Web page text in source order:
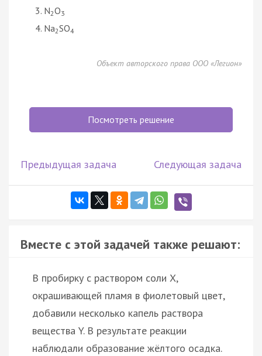
N2O3
Na2SO4
Объект авторского права ООО «Легион»
Посмотреть решение
Предыдущая задача Следующая задача
Вместе с этой задачей также решают:
В пробирку с раствором соли Х,
окрашивающей пламя в фиолетовый цвет,
добавили несколько капель раствора
вещества Y. В результате реакции
наблюдали образование жёлтого осадка.